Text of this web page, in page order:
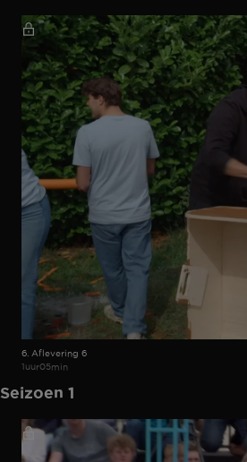
6. Aflevering 6
1uur05min
Seizoen 1